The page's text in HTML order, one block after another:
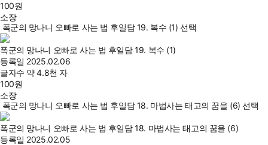
100원
소장
폭군의 망나니 오빠로 사는 법 후일담 19. 복수 (1) 선택
폭군의 망나니 오빠로 사는 법 후일담 19. 복수 (1)
등록일 2025.02.06
글자수 약 4.8천 자
100원
소장
폭군의 망나니 오빠로 사는 법 후일담 18. 마법사는 태고의 꿈을 (6) 선택
폭군의 망나니 오빠로 사는 법 후일담 18. 마법사는 태고의 꿈을 (6)
등록일 2025.02.05